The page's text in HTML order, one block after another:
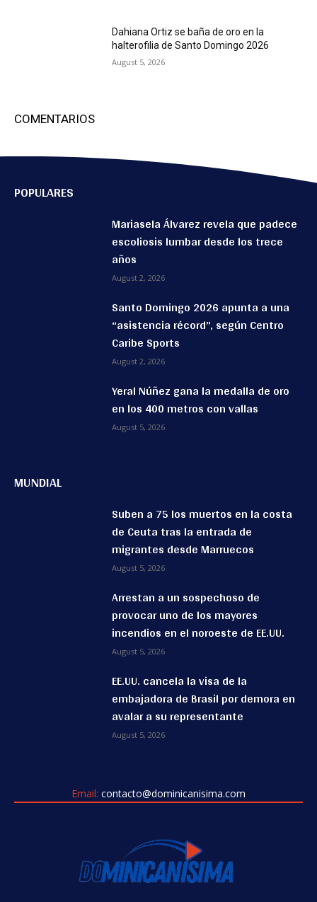
Dahiana Ortiz se baña de oro en la
halterofilia de Santo Domingo 2026
August 5, 2026
COMENTARIOS
POPULARES
Mariasela Álvarez revela que padece
escoliosis lumbar desde los trece
años
August 2, 2026
Santo Domingo 2026 apunta a una
“asistencia récord”, según Centro
Caribe Sports
August 2, 2026
Yeral Núñez gana la medalla de oro
en los 400 metros con vallas
August 5, 2026
MUNDIAL
Suben a 75 los muertos en la costa
de Ceuta tras la entrada de
migrantes desde Marruecos
August 5, 2026
Arrestan a un sospechoso de
provocar uno de los mayores
incendios en el noroeste de EE.UU.
August 5, 2026
EE.UU. cancela la visa de la
embajadora de Brasil por demora en
avalar a su representante
August 5, 2026
Email: contacto@dominicanisima.com